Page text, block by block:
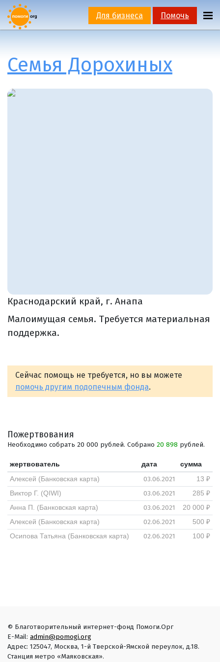
Для бизнеса Помочь
Семья Дорохиных
Краснодарский край, г. Анапа
Малоимущая семья. Требуется материальная
поддержка.
Сейчас помощь не требуется, но вы можете
помочь другим подопечным фонда.
Пожертвования
Необходимо собрать 20 000 рублей. Собрано 20 898 рублей.
жертвователь дата
сумма
Алексей (Банковская карта)
03.06.2021
13 ₽
Виктор Г. (QIWI)
03.06.2021
285 ₽
Анна П. (Банковская карта)
03.06.2021
20 000 ₽
Алексей (Банковская карта)
02.06.2021
500 ₽
Осипова Татьяна (Банковская карта)
02.06.2021 100 ₽
© Благотворительный интернет-фонд Помоги.Орг
E-Mail: admin@pomogi.org
Адрес: 125047, Москва, 1-й Тверской-Ямской переулок, д.18.
Станция метро «Маяковская».